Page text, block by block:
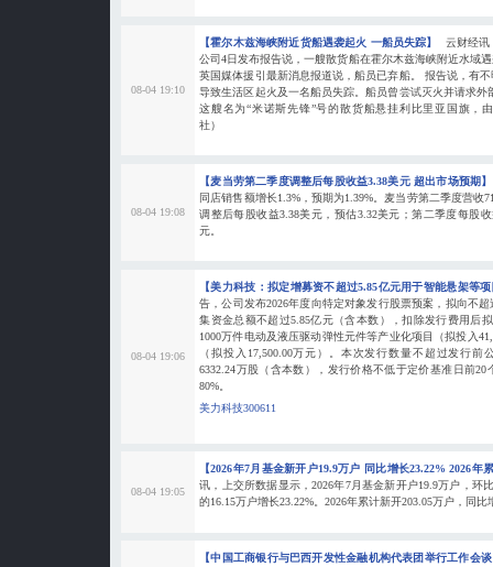
08-04 19:10
【霍尔木兹海峡附近货船遇袭起火 一船员失踪】
云财经讯
公司4日发布报告说，一艘散货船在霍尔木兹海峡附近水域
英国媒体援引最新消息报道说，船员已弃船。 报告说，有
导致生活区起火及一名船员失踪。船员曾尝试灭火并请求外
这艘名为“米诺斯先锋”号的散货船悬挂利比里亚国旗，
社）
08-04 19:08
【麦当劳第二季度调整后每股收益3.38美元 超出市场预期
同店销售额增长1.3%，预期为1.39%。麦当劳第二季度营收
调整后每股收益3.38美元，预估3.32美元；第二季度每股
元。
08-04 19:06
【美力科技：拟定增募资不超过5.85亿元用于智能悬架等
告，公司发布2026年度向特定对象发行股票预案，拟向不
集资金总额不超过5.85亿元（含本数），扣除发行费用后
1000万件电动及液压驱动弹性元件等产业化项目（拟投入
（拟投入17,500.00万元）。本次发行数量不超过发行前
6332.24万股（含本数），发行价格不低于定价基准日前
80%。
美力科技300611
08-04 19:05
【2026年7月基金新开户19.9万户 同比增长23.22% 2026年
讯，上交所数据显示，2026年7月基金新开户19.9万户，环
的16.15万户增长23.22%。2026年累计新开203.05万户，同比
【中国工商银行与巴西开发性金融机构代表团举行工作会